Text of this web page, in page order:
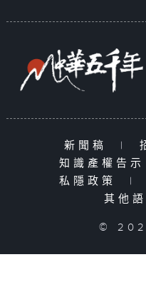
新聞稿 |
知識產權告示
私隱政策
|
其他
©